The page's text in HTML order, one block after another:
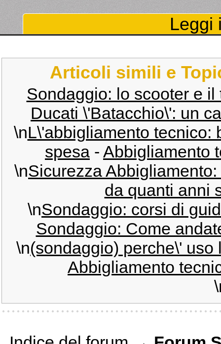
Leggi
Articoli simili e
Sondaggio: lo scooter e
Ducati \'Batacchio\': un
\nL\'abbigliamento tecnico:
spesa - Abbigliamento
\nSicurezza
da quanti anni
\nSondaggio: corsi di
Sondaggio: Come
\n(sondaggio) perche\'
Abbigliamento